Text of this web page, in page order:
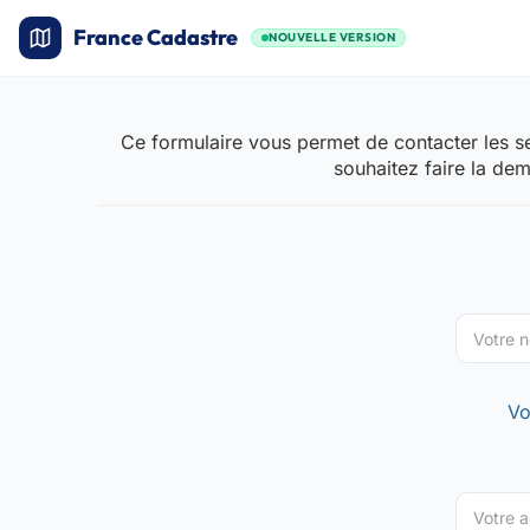
France Cadastre NOUVELLE VERSION
Ce formulaire vous permet de contacter les
souhaitez faire la